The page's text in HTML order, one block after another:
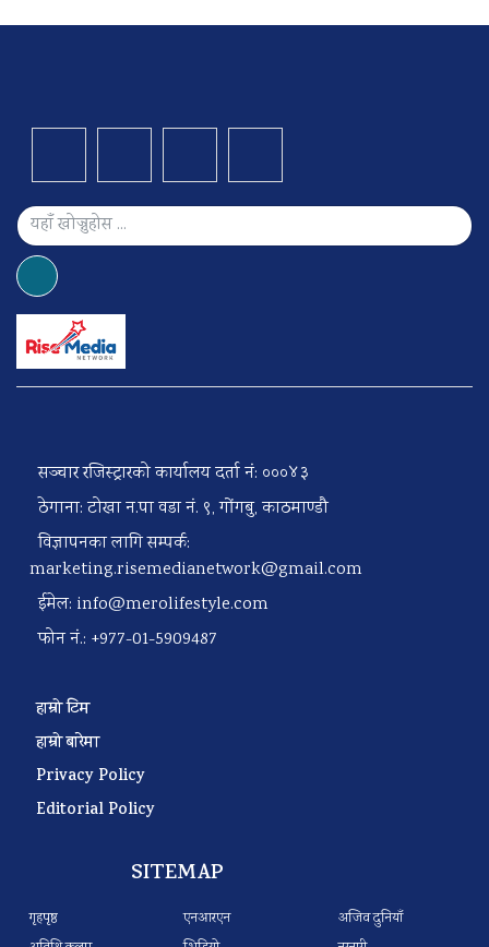
सञ्चार रजिस्ट्रारको कार्यालय दर्ता नं: ०००४३
ठेगाना: टोखा न.पा वडा नं. ९, गोंगबु, काठमाण्डौ
विज्ञापनका लागि सम्पर्क:
marketing.risemedianetwork@gmail.com
ईमेल: info@merolifestyle.com
फोन नं.: +977-01-5909487
हाम्रो टिम
हाम्रो बारेमा
Privacy Policy
Editorial Policy
SITEMAP
गृहपृष्ठ
एनआरएन
अजिव दुनियाँ